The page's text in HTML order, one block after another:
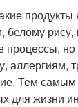
белому
но
Тем
для жизни